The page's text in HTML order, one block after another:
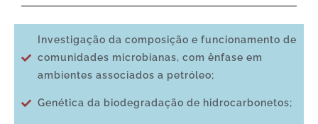
Investigação da composição e funcionamento de
comunidades microbianas, com ênfase em
ambientes associados a petróleo;
Genética da biodegradação de hidrocarbonetos;